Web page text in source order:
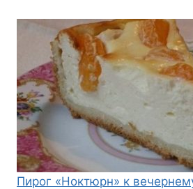
Пирог «Ноктюрн» к